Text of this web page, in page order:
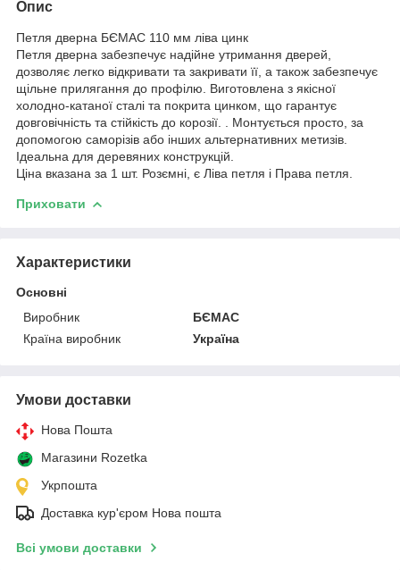
Опис
Петля дверна БЄМАС 110 мм ліва цинк
Петля дверна забезпечує надійне утримання дверей,
дозволяє легко відкривати та закривати її, а також забезпечує
щільне прилягання до профілю. Виготовлена з якісної
холодно-катаної сталі та покрита цинком, що гарантує
довговічність та стійкість до корозії. . Монтується просто, за
допомогою саморізів або інших альтернативних метизів.
Ідеальна для деревяних конструкцій.
Ціна вказана за 1 шт. Розємні, є Ліва петля і Права петля.
Приховати
Характеристики
Основні
Виробник
БЄМАС
Країна виробник
Україна
Умови доставки
Нова Пошта
Магазини Rozetka
Укрпошта
Доставка кур'єром Нова пошта
Всі умови доставки